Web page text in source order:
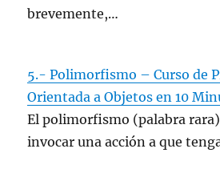
brevemente,…
5.- Polimorfismo – Curso de
Orientada a Objetos en 10
El polimorfismo (palabra
invocar una acción a que